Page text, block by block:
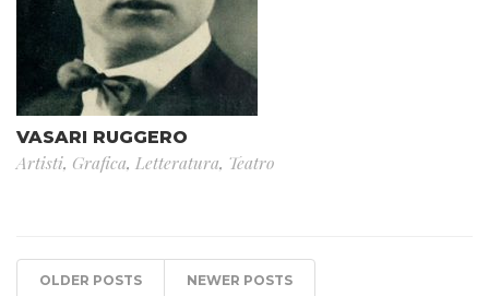
VASARI RUGGERO
Artisti, Grafica, Letteratura, Teatro
OLDER POSTS NEWER POSTS